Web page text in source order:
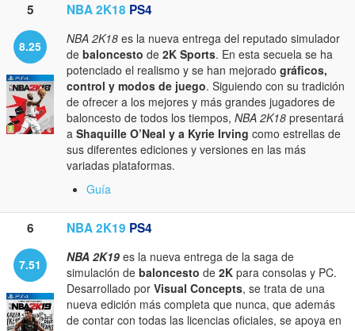
5 NBA 2K18 PS4
8.25 NBA 2K18 es la nueva entrega del reputado simulador
de baloncesto de 2K Sports. En esta secuela se ha
potenciado el realismo y se han mejorado gráficos,
control y modos de juego. Siguiendo con su tradición
de ofrecer a los mejores y más grandes jugadores de
baloncesto de todos los tiempos, NBA 2K18 presentará
a Shaquille O’Neal y a Kyrie Irving como estrellas de
sus diferentes ediciones y versiones en las más
variadas plataformas.
Guía
6 NBA 2K19 PS4
7.51 NBA 2K19 es la nueva entrega de la saga de
simulación de baloncesto de 2K para consolas y PC.
Desarrollado por Visual Concepts, se trata de una
nueva edición más completa que nunca, que además
de contar con todas las licencias oficiales, se apoya en